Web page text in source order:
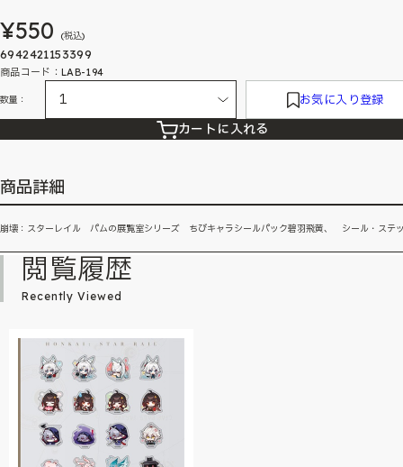
¥550 (税込)
6942421153399
商品コード：LAB-194
数量： お気に入り登録
カートに入れる
商品詳細
崩壊：スターレイル パムの展覧室シリーズ ちびキャラシールパック碧羽飛黄、 シール・ステ
閲覧履歴
Recently Viewed